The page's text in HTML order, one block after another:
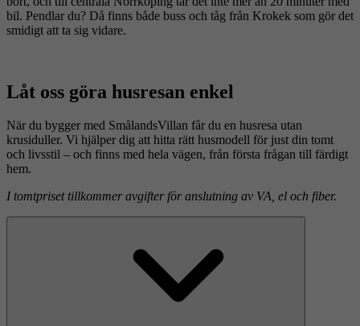
bil. Pendlar du? Då finns både buss och tåg från Krokek som gör det
smidigt att ta sig vidare.
Låt oss göra husresan enkel
När du bygger med SmålandsVillan får du en husresa utan
krusiduller. Vi hjälper dig att hitta rätt husmodell för just din tomt
och livsstil – och finns med hela vägen, från första frågan till färdigt
hem.
I tomtpriset tillkommer avgifter för anslutning av VA, el och fiber.